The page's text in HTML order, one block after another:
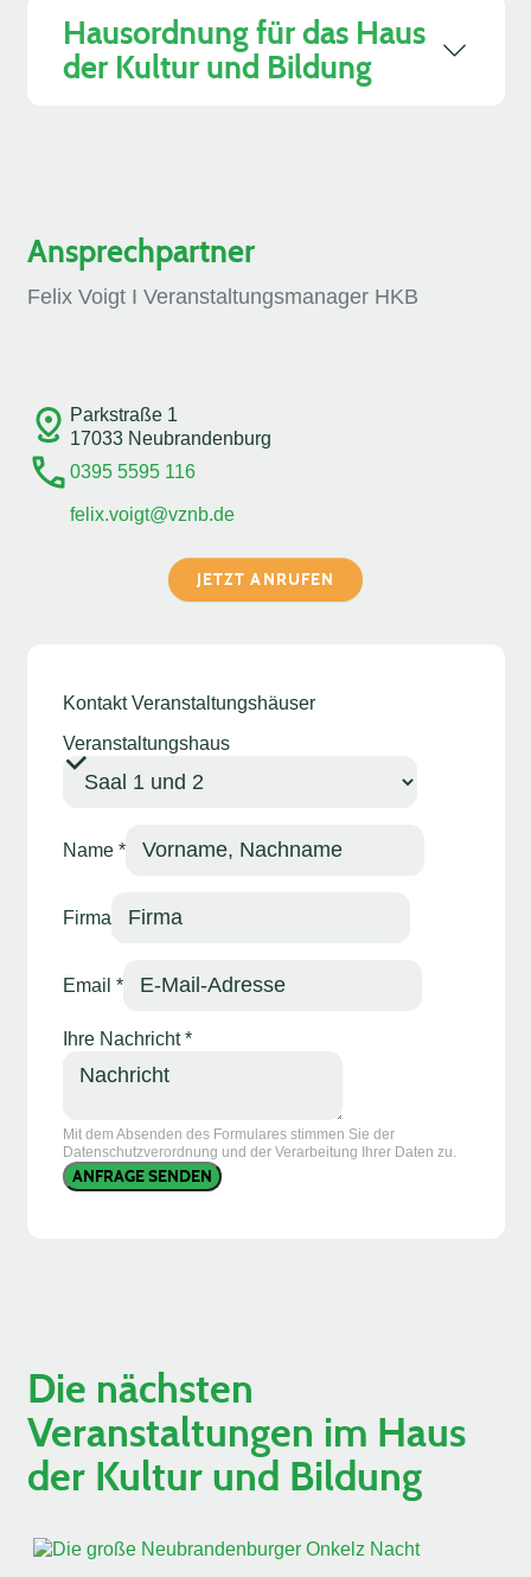
Hausordnung für das Haus
der Kultur und Bildung
Ansprechpartner
Felix Voigt I Veranstaltungsmanager HKB
Parkstraße 1
17033 Neubrandenburg
0395 5595 116
felix.voigt@vznb.de
JETZT ANRUFEN
Kontakt Veranstaltungshäuser
Veranstaltungshaus
Name Ihre
Name *
Firma
Email *
Ihre Nachricht*
Mit dem Absenden des Formulares stimmen Sie der
Datenschutzverordnung und der Verarbeitung Ihrer Daten zu.
ANFRAGE SENDEN
Die nächsten
Veranstaltungen im Haus
der Kultur und Bildung